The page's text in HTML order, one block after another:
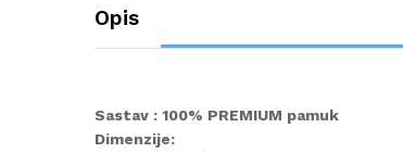
Opis
Sastav : 100% PREMIUM pamuk
Dimenzije: